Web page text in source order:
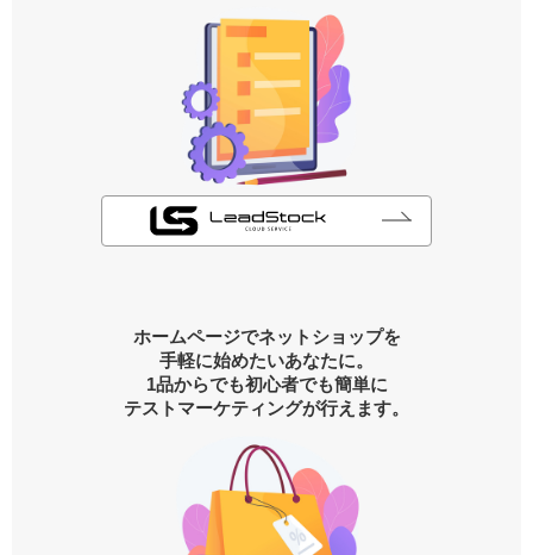
ホームページでネットショップを
手軽に始めたいあなたに。
1品からでも初心者でも簡単に
テストマーケティングが行えます。